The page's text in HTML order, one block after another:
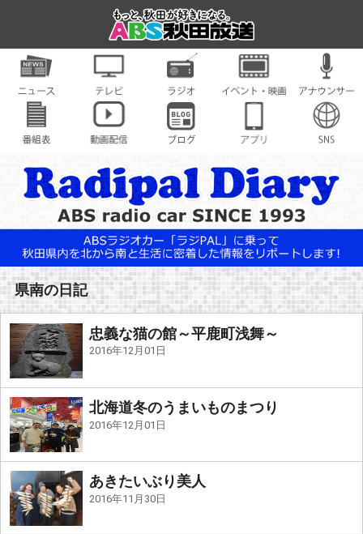
県南の日記
忠義な猫の館～平鹿町浅舞～
2016年12月01日
北海道冬のうまいものまつり
2016年12月01日
あきたいぶり美人
2016年11月30日